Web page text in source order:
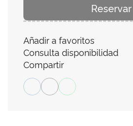
Reservar
Añadir a favoritos
Consulta disponibilidad
Compartir